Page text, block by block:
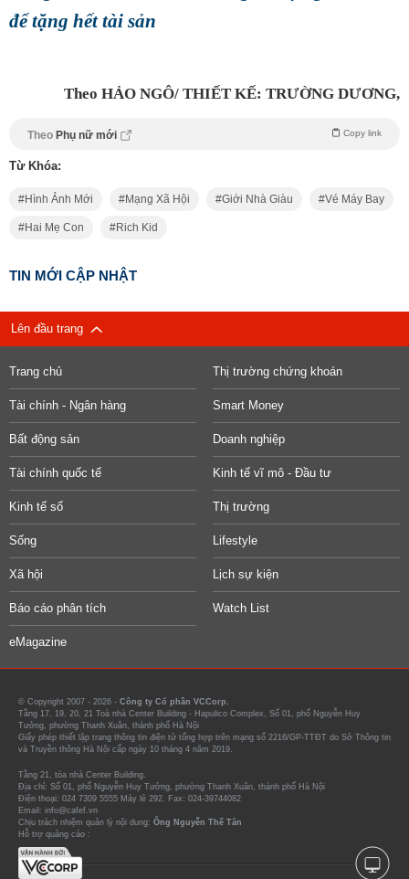
để tặng hết tài sản
Theo HẢO NGÔ/ THIẾT KẾ: TRƯỜNG DƯƠNG,
Theo Phụ nữ mới Copy link
Từ Khóa:
Hình Ảnh Mới Mạng Xã Hội Giới Nhà Giàu Vé Máy Bay
Hai Mẹ Con Rich Kid
TIN MỚI CẬP NHẬT
Lên đầu trang
Trang chủ Thị trường chứng khoán
Tài chính - Ngân hàng Smart Money
Bất động sản Doanh nghiệp
Tài chính quốc tế Kinh tế vĩ mô - Đầu tư
Kinh tế số Thị trường
Sống Lifestyle
Xã hội Lịch sự kiện
Báo cáo phân tích Watch List
eMagazine
© Copyright 2007 - 2026 - Công ty Cổ phần VCCorp.
Tầng 17, 19, 20, 21 Toà nhà Center Building - Hapulico Complex, Số 01, phố Nguyễn Huy
Tưởng, phường Thanh Xuân, thành phố Hà Nội
Giấy phép thiết lập trang thông tin điện tử tổng hợp trên mạng số 2216/GP-TTĐT do Sở Thông tin
và Truyền thông Hà Nội cấp ngày 10 tháng 4 năm 2019.
Tầng 21, tòa nhà Center Building.
Địa chỉ: Số 01, phố Nguyễn Huy Tưởng, phường Thanh Xuân, thành phố Hà Nội
Điện thoại: 024 7309 5555 Máy lẻ 292. Fax: 024-39744082
Email: info@cafef.vn
Chịu trách nhiệm quản lý nội dung: Ông Nguyễn Thế Tân
Hỗ trợ quảng cáo :